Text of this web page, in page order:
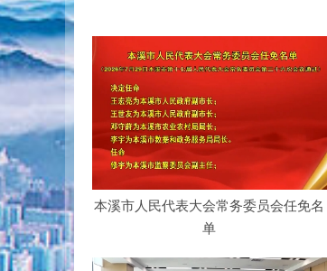
本溪市人民代表大会常务委员会任免名
单